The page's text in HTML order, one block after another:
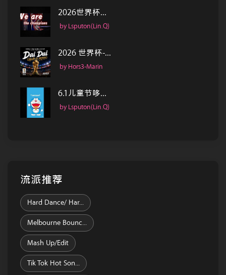
2026世界杯...
by Lsputon(Lin.Q)
2026 世界杯-...
by Hors3-Marin
6.1儿童节哆...
by Lsputon(Lin.Q)
流派推荐
Hard Dance/ Har...
Melbourne Bounc...
Mash Up/Edit
Tik Tok Hot Son...